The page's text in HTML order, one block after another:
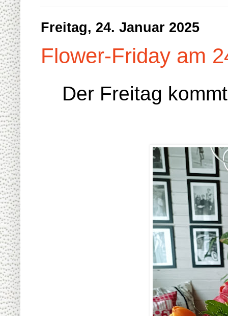
Freitag, 24. Januar 2025
Flower-Friday am
Der Freitag